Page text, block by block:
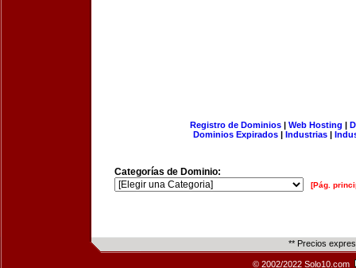
Registro de Dominios| Web Hosting |
Dominios Expirados | Industrias |
Categorías de Dominio:
[Pág.
** Precios
© 2002/2022 Solo10.com